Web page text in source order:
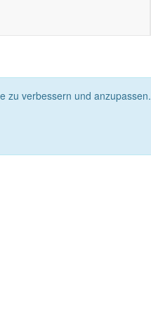
zu verbessern und anzupassen.